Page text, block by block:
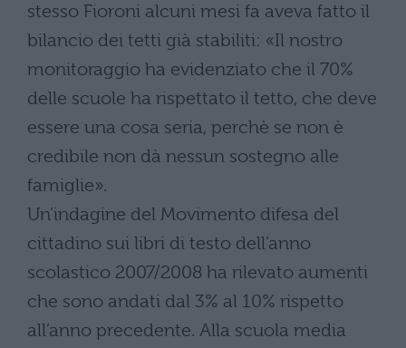
stesso Fioroni alcuni mesi fa aveva fatto il
bilancio dei tetti già stabiliti: «Il nostro
monitoraggio ha evidenziato che il 70%
delle scuole ha rispettato il tetto, che deve
essere una cosa seria, perchè se non è
credibile non dà nessun sostegno alle
famiglie».
Un’indagine del Movimento difesa del
cittadino sui libri di testo dell’anno
scolastico 2007/2008 ha rilevato aumenti
che sono andati dal 3% al 10% rispetto
all’anno precedente. Alla scuola media